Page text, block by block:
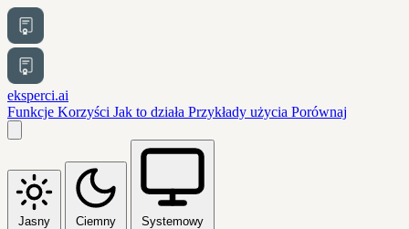
eksperci.ai
Funkcje Korzyści Jak to działa Przykłady użycia Porównaj
Jasny Ciemny Systemowy